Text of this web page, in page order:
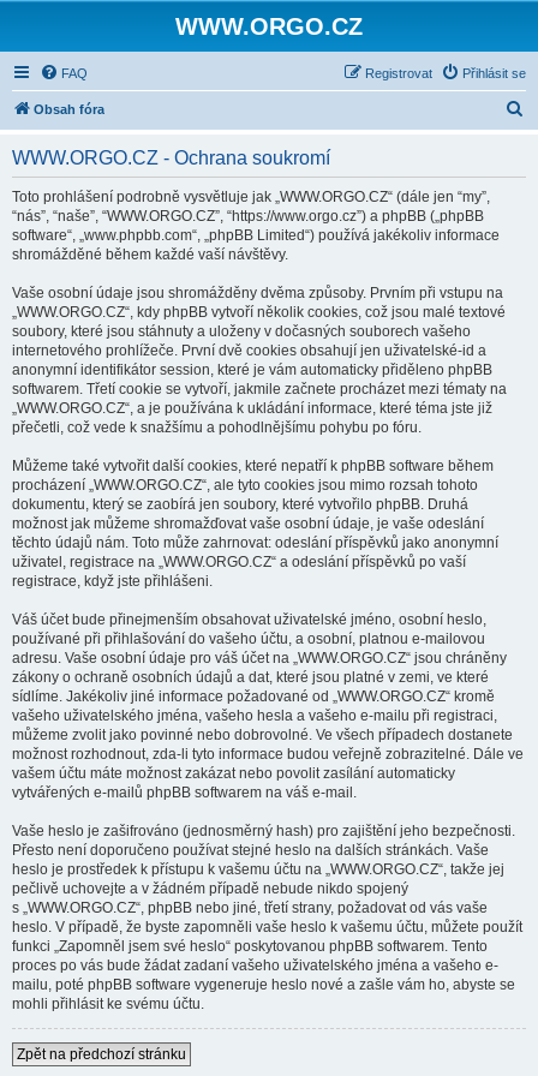
WWW.ORGO.CZ
FAQ Přihlásit se
Registrovat
Obsah fóra
WWW.ORGO.CZ - Ochrana soukromí
Toto prohlášení podrobně vysvětluje jak „WWW.ORGO.CZ“ (dále jen “my”,
“nás”, “naše”, “WWW.ORGO.CZ”, “https://www.orgo.cz”) a phpBB („phpBB
software“, „www.phpbb.com“, „phpBB Limited“) používá jakékoliv informace
shromážděné během každé vaší návštěvy.
Vaše osobní údaje jsou shromážděny dvěma způsoby. Prvním při vstupu na
„WWW.ORGO.CZ“, kdy phpBB vytvoří několik cookies, což jsou malé textové
soubory, které jsou stáhnuty a uloženy v dočasných souborech vašeho
internetového prohlížeče. První dvě cookies obsahují jen uživatelské-id a
anonymní identifikátor session, které je vám automaticky přiděleno phpBB
softwarem. Třetí cookie se vytvoří, jakmile začnete procházet mezi tématy na
„WWW.ORGO.CZ“, a je používána k ukládání informace, které téma jste již
přečetli, což vede k snažšímu a pohodlnějšímu pohybu po fóru.
Můžeme také vytvořit další cookies, které nepatří k phpBB software během
procházení „WWW.ORGO.CZ“, ale tyto cookies jsou mimo rozsah tohoto
dokumentu, který se zaobírá jen soubory, které vytvořilo phpBB. Druhá
možnost jak můžeme shromažďovat vaše osobní údaje, je vaše odeslání
těchto údajů nám. Toto může zahrnovat: odeslání příspěvků jako anonymní
uživatel, registrace na „WWW.ORGO.CZ“ a odeslání příspěvků po vaší
registrace, když jste přihlášeni.
Váš účet bude přinejmenším obsahovat uživatelské jméno, osobní heslo,
používané při přihlašování do vašeho účtu, a osobní, platnou e-mailovou
adresu. Vaše osobní údaje pro váš účet na „WWW.ORGO.CZ“ jsou chráněny
zákony o ochraně osobních údajů a dat, které jsou platné v zemi, ve které
sídlíme. Jakékoliv jiné informace požadované od „WWW.ORGO.CZ“ kromě
vašeho uživatelského jména, vašeho hesla a vašeho e-mailu při registraci,
můžeme zvolit jako povinné nebo dobrovolné. Ve všech případech dostanete
možnost rozhodnout, zda-li tyto informace budou veřejně zobrazitelné. Dále ve
vašem účtu máte možnost zakázat nebo povolit zasílání automaticky
vytvářených e-mailů phpBB softwarem na váš e-mail.
Vaše heslo je zašifrováno (jednosměrný hash) pro zajištění jeho bezpečnosti.
Přesto není doporučeno používat stejné heslo na dalších stránkách. Vaše
heslo je prostředek k přístupu k vašemu účtu na „WWW.ORGO.CZ“, takže jej
pečlivě uchovejte a v žádném případě nebude nikdo spojený
s „WWW.ORGO.CZ“, phpBB nebo jiné, třetí strany, požadovat od vás vaše
heslo. V případě, že byste zapomněli vaše heslo k vašemu účtu, můžete použít
funkci „Zapomněl jsem své heslo“ poskytovanou phpBB softwarem. Tento
proces po vás bude žádat zadaní vašeho uživatelského jména a vašeho e-
mailu, poté phpBB software vygeneruje heslo nové a zašle vám ho, abyste se
mohli přihlásit ke svému účtu.
Zpět na předchozí stránku